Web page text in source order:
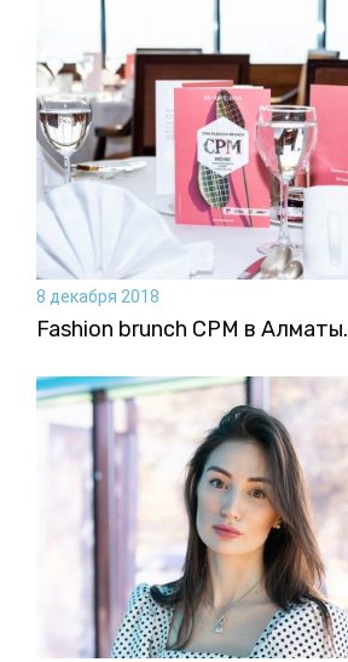
8 декабря 2018
Fashion brunch CPM в Алматы.